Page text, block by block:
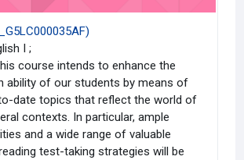
I ;
course intends to enhance the
ability of our students by means of
date topics that reflect the world of
contexts. In particular, ample
and a wide range of valuable
test-taking strategies will be